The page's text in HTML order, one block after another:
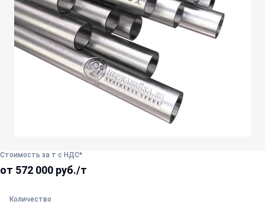
Стоимость за т с НДС*
от 572 000 руб./т
Количество